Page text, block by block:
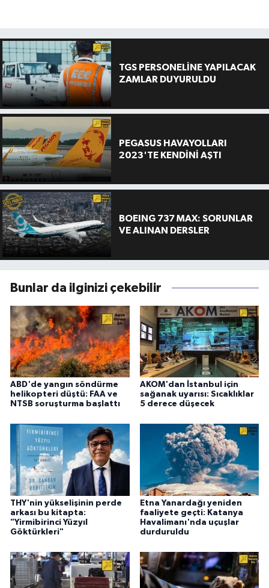
TGS PERSONELİNE YAPILACAK
ZAMLAR DUYURULDU
PEGASUS HAVAYOLLARI
2023'TE KENDİNİ AŞTI
BOEING 737 MAX: SORUNLAR
VE ALINAN DERSLER
Bunlar da ilginizi çekebilir
ABD'de yangın söndürme
helikopteri düştü: FAA ve
NTSB soruşturma başlattı
AKOM'dan İstanbul için
sağanak uyarısı: Sıcaklıklar
5 derece düşecek
THY'nin yükselişinin perde
arkası bu kitapta:
"Yirmibirinci Yüzyıl
Göktürkleri"
Etna Yanardağı yeniden
faaliyete geçti: Katanya
Havalimanı'nda uçuşlar
durduruldu